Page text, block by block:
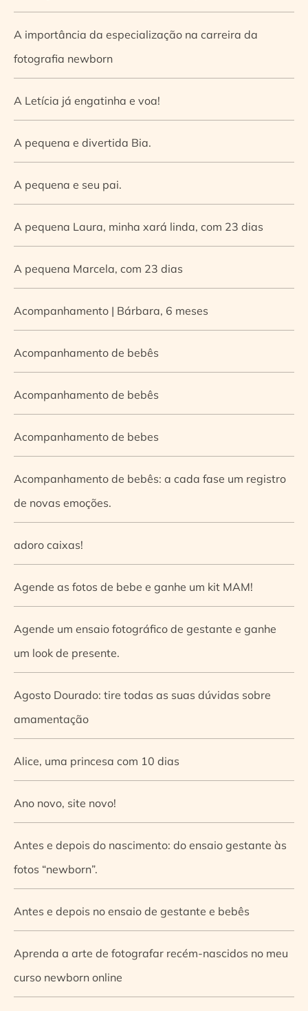
A importância da especialização na carreira da
fotografia newborn
A Letícia já engatinha e voa!
A pequena e divertida Bia.
A pequena e seu pai.
A pequena Laura, minha xará linda, com 23 dias
A pequena Marcela, com 23 dias
Acompanhamento | Bárbara, 6 meses
Acompanhamento de bebês
Acompanhamento de bebês
Acompanhamento de bebes
Acompanhamento de bebês: a cada fase um registro
de novas emoções.
adoro caixas!
Agende as fotos de bebe e ganhe um kit MAM!
Agende um ensaio fotográfico de gestante e ganhe
um look de presente.
Agosto Dourado: tire todas as suas dúvidas sobre
amamentação
Alice, uma princesa com 10 dias
Ano novo, site novo!
Antes e depois do nascimento: do ensaio gestante às
fotos “newborn”.
Antes e depois no ensaio de gestante e bebês
Aprenda a arte de fotografar recém-nascidos no meu
curso newborn online